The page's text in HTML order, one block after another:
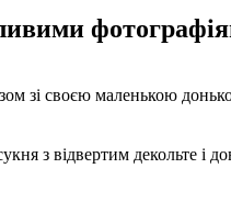
зі своєю маленькою
з відвертим декольте